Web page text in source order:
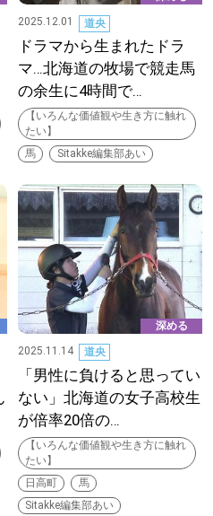
2025.12.01
道央
ドラマから生まれたドラ
マ…北海道の牧場で競走馬
の余生に4時間で…
【いろんな価値観や生き方に触れ
たい】
馬
Sitakke編集部あい
深める
2025.11.14
道央
「男性に負けると思ってい
ない」北海道の女子高校生
が倍率20倍の…
【いろんな価値観や生き方に触れ
たい】
日高町
馬
Sitakke編集部あい